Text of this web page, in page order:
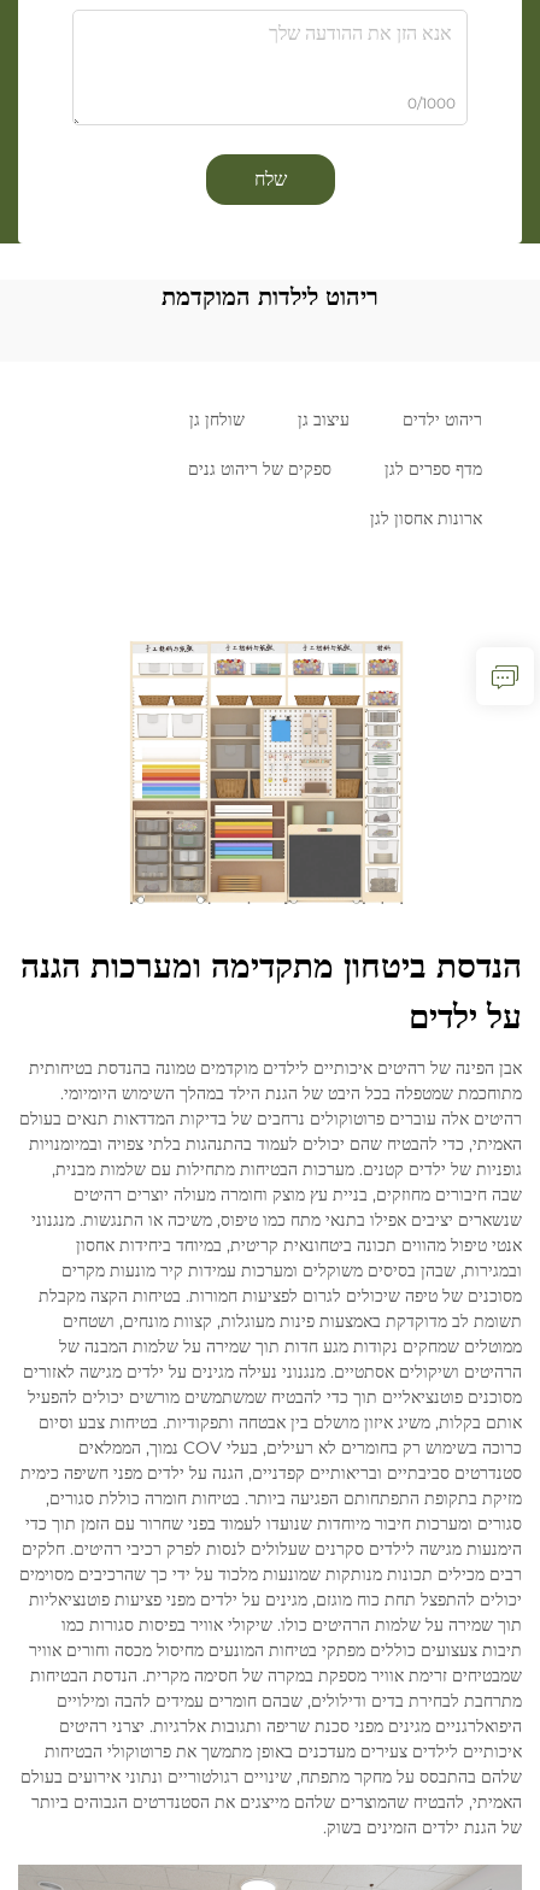
0/1000
שלח
ריהוט לילדות המוקדמת
ריהוט ילדים עיצוב גן שולחן גן
מדף ספרים לגן ספקים של ריהוט גנים
ארונות אחסון לגן
הנדסת ביטחון מתקדימה ומערכות הגנה
על ילדים
אבן הפינה של רהיטים איכותיים לילדים מוקדמים טמונה בהנדסת בטיחותית
מתוחכמת שמטפלה בכל היבט של הגנת הילד במהלך השימוש היומיומי.
רהיטים אלה עוברים פרוטוקולים נרחבים של בדיקות המדדאות תנאים בעולם
האמיתי, כדי להבטיח שהם יכולים לעמוד בהתנהגות בלתי צפויה ובמיומנויות
גופניות של ילדים קטנים. מערכות הבטיחות מתחילות עם שלמות מבנית,
שבה חיבורים מחוזקים, בניית עץ מוצק וחומרה מעולה יוצרים רהיטים
שנשארים יציבים אפילו בתנאי מתח כמו טיפוס, משיכה או התנגשות. מנגנוני
אנטי טיפול מהווים תכונה ביטחונאית קריטית, במיוחד ביחידות אחסון
ובמגירות, שבהן בסיסים משוקלים ומערכות עמידות קיר מונעות מקרים
מסוכנים של טיפה שיכולים לגרום לפציעות חמורות. בטיחות הקצה מקבלת
תשומת לב מדוקדקת באמצעות פינות מעוגלות, קצוות מונחים, ושטחים
ממוטלים שמחקים נקודות מגע חדות תוך שמירה על שלמות המבנה של
הרהיטים ושיקולים אסתטיים. מנגנוני נעילה מגינים על ילדים מגישה לאזורים
מסוכנים פוטנציאליים תוך כדי להבטיח שמשתמשים מורשים יכולים להפעיל
אותם בקלות, משיג איזון מושלם בין אבטחה ותפקודיות. בטיחות צבע וסיום
כרוכה בשימוש רק בחומרים לא רעילים, בעלי COV נמוך, הממלאים
סטנדרטים סביבתיים ובריאותיים קפדניים, הגנה על ילדים מפני חשיפה כימית
מזיקת בתקופת התפתחותם הפגיעה ביותר. בטיחות חומרה כוללת סגורים,
סגורים ומערכות חיבור מיוחדות שנועדו לעמוד בפני שחרור עם הזמן תוך כדי
הימנעות מגישה לילדים סקרנים שעלולים לנסות לפרק רכיבי רהיטים. חלקים
רבים מכילים תכונות מנותקות שמונעות מלכוד על ידי כך שהרכיבים מסוימים
יכולים להתפצל תחת כוח מוגזם, מגינים על ילדים מפני פציעות פוטנציאליות
תוך שמירה על שלמות הרהיטים כולו. שיקולי אוויר בפיסות סגורות כמו
תיבות צעצועים כוללים מפתקי בטיחות המונעים מחיסול מכסה וחורים אוויר
שמבטיחים זרימת אוויר מספקת במקרה של חסימה מקרית. הנדסת הבטיחות
מתרחבת לבחירת בדים ודילולים, שבהם חומרים עמידים להבה ומילויים
היפואלרגניים מגינים מפני סכנת שריפה ותגובות אלרגיות. יצרני רהיטים
איכותיים לילדים צעירים מעדכנים באופן מתמשך את פרוטוקולי הבטיחות
שלהם בהתבסס על מחקר מתפתח, שינויים רגולטוריים ונתוני אירועים בעולם
האמיתי, להבטיח שהמוצרים שלהם מייצגים את הסטנדרטים הגבוהים ביותר
של הגנת ילדים הזמינים בשוק.